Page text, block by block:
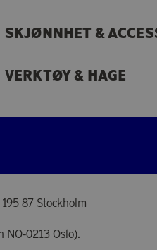
SKJØNNHET &
VERKTØY & HAGE
87 Stockholm
NO-0213 Oslo).